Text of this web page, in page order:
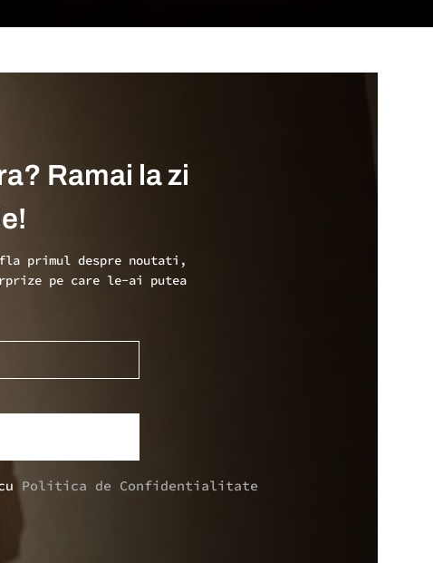
Ramai la zi
primul despre noutati,
pe care le-ai putea
Politica de Confidentialitate